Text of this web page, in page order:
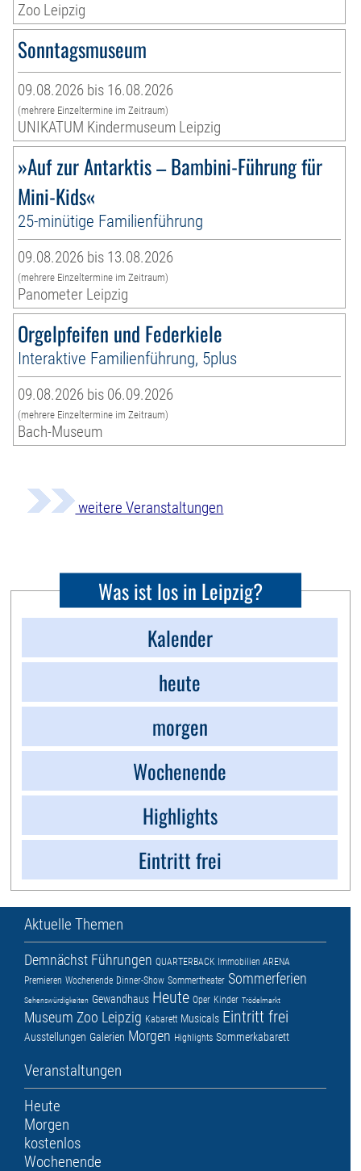
Zoo Leipzig
Sonntagsmuseum
09.08.2026 bis 16.08.2026
(mehrere Einzeltermine im Zeitraum)
UNIKATUM Kindermuseum Leipzig
»Auf zur Antarktis – Bambini-Führung für
Mini-Kids«
25-minütige Familienführung
09.08.2026 bis 13.08.2026
(mehrere Einzeltermine im Zeitraum)
Panometer Leipzig
Orgelpfeifen und Federkiele
Interaktive Familienführung, 5plus
09.08.2026 bis 06.09.2026
(mehrere Einzeltermine im Zeitraum)
Bach-Museum
weitere Veranstaltungen
Was ist los in Leipzig?
Kalender
heute
morgen
Wochenende
Highlights
Eintritt frei
Aktuelle Themen
Demnächst Führungen QUARTERBACK Immobilien ARENA
Premieren Wochenende Dinner-Show Sommertheater Sommerferien
Sehenswürdigkeiten Gewandhaus Heute Oper Kinder Trödelmarkt
Museum Zoo Leipzig Kabarett Musicals Eintritt frei
Ausstellungen Galerien Morgen Highlights Sommerkabarett
Veranstaltungen
Heute
Morgen
kostenlos
Wochenende